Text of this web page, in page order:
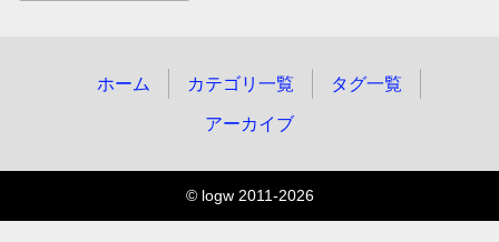
ホーム カテゴリ一覧 タグ一覧
アーカイブ
© logw 2011-2026